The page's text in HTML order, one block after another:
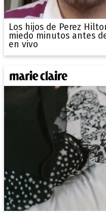
Los hijos de Perez
miedo minutos antes
en vivo